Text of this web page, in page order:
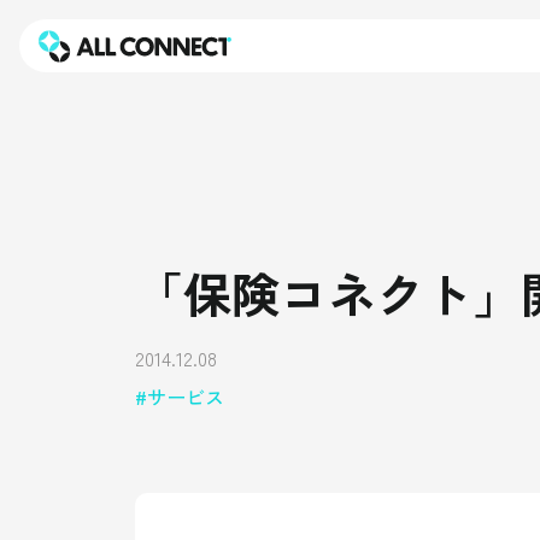
「保険コネクト
2014.12.08
サービス